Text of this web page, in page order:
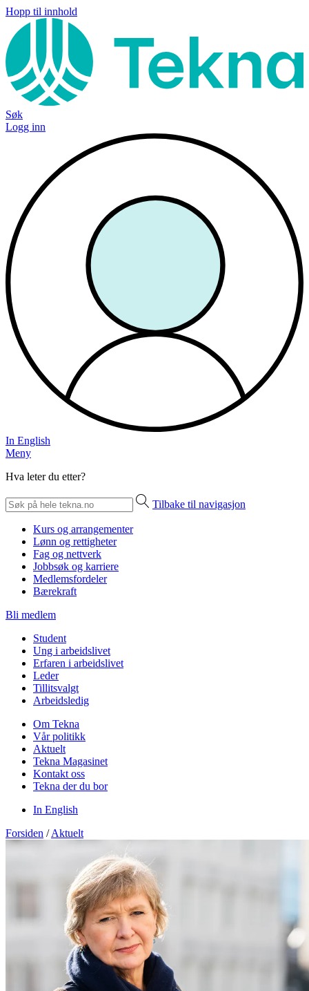
Hopp til innhold
Søk
Logg inn
In English
Meny
Hva leter du etter?
Tilbake til navigasjon
Kurs og arrangementer
Lønn og rettigheter
Fag og nettverk
Jobbsøk og karriere
Medlemsfordeler
Bærekraft
Bli medlem
Student
Ung i arbeidslivet
Erfaren i arbeidslivet
Leder
Tillitsvalgt
Arbeidsledig
Om Tekna
Vår politikk
Aktuelt
Tekna Magasinet
Kontakt oss
Tekna der du bor
In English
Forsiden / Aktuelt